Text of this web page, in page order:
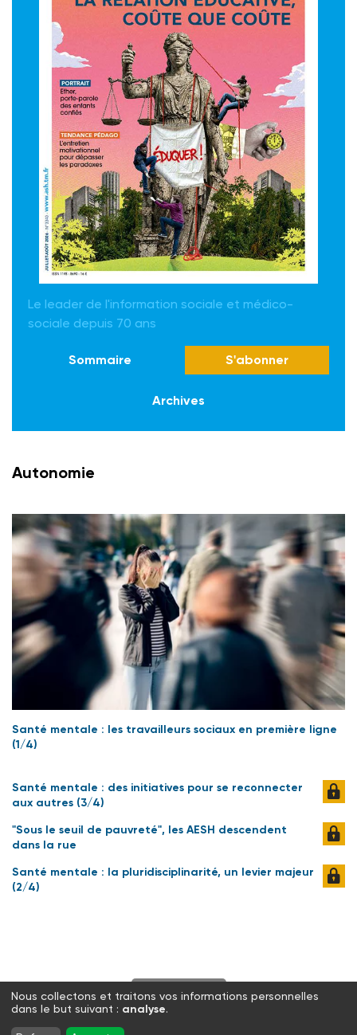
Le leader de l'information sociale et médico-
sociale depuis 70 ans
Sommaire S'abonner
Archives
Autonomie
Santé mentale : les travailleurs sociaux en première ligne
(1/4)
Santé mentale : des initiatives pour se reconnecter
aux autres (3/4)
"Sous le seuil de pauvreté", les AESH descendent
dans la rue
Santé mentale : la pluridisciplinarité, un levier majeur
(2/4)
S'abonner
Twitter Facebook
Nous collectons et traitons vos informations personnelles
dans le but suivant : analyse.